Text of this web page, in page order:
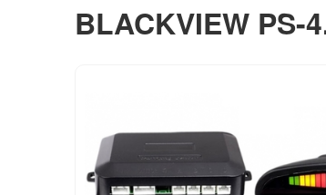
BLACKVIEW PS-